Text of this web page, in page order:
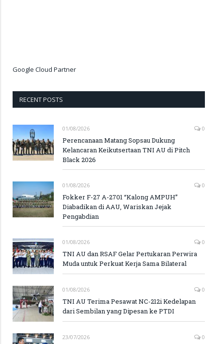
Google Cloud Partner
RECENT POSTS
01/08/2026 0
Perencanaan Matang Sopsau Dukung
Kelancaran Keikutsertaan TNI AU di Pitch
Black 2026
01/08/2026 0
Fokker F-27 A-2701 “Kalong AMPUH”
Diabadikan di AAU, Wariskan Jejak
Pengabdian
01/08/2026 0
TNI AU dan RSAF Gelar Pertukaran Perwira
Muda untuk Perkuat Kerja Sama Bilateral
01/08/2026 0
TNI AU Terima Pesawat NC-212i Kedelapan
dari Sembilan yang Dipesan ke PTDI
23/07/2026 0